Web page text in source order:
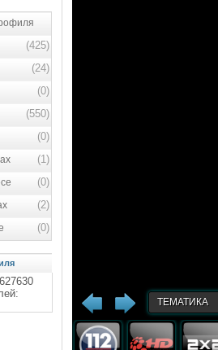
(425)
(24)
(0)
(550)
(0)
(1)
(0)
(2)
(0)
ТЕМАТИКА